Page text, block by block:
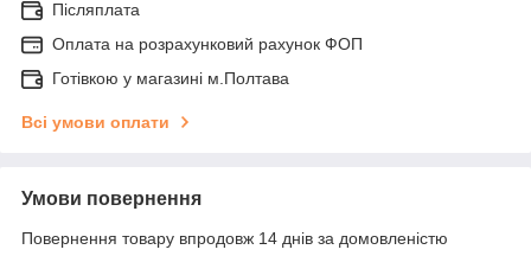
Післяплата
Оплата на розрахунковий рахунок ФОП
Готівкою у магазині м.Полтава
Всі умови оплати
Умови повернення
Повернення товару впродовж 14 днів за домовленістю